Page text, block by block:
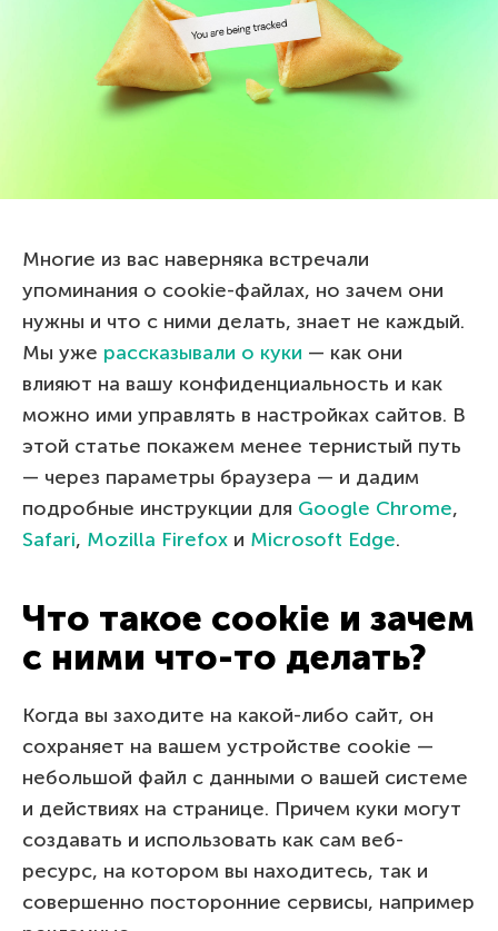
Многие из вас наверняка встречали
упоминания о cookie-файлах, но зачем они
нужны и что с ними делать, знает не каждый.
Мы уже рассказывали о куки — как они
влияют на вашу конфиденциальность и как
можно ими управлять в настройках сайтов. В
этой статье покажем менее тернистый путь
— через параметры браузера — и дадим
подробные инструкции для Google Chrome,
Safari, Mozilla Firefox и Microsoft Edge.
Что такое cookie и зачем
с ними что-то делать?
Когда вы заходите на какой-либо сайт, он
сохраняет на вашем устройстве cookie —
небольшой файл с данными о вашей системе
и действиях на странице. Причем куки могут
создавать и использовать как сам веб-
ресурс, на котором вы находитесь, так и
совершенно посторонние сервисы, например